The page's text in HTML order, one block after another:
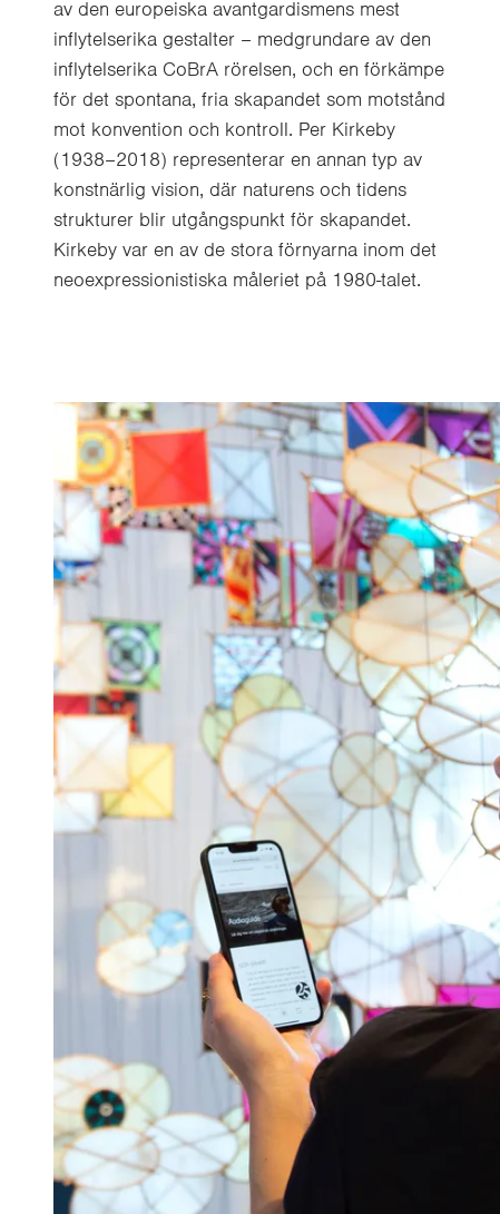
av den europeiska avantgardismens mest
inflytelserika gestalter – medgrundare av den
inflytelserika CoBrA rörelsen, och en förkämpe
för det spontana, fria skapandet som motstånd
mot konvention och kontroll. Per Kirkeby
(1938–2018) representerar en annan typ av
konstnärlig vision, där naturens och tidens
strukturer blir utgångspunkt för skapandet.
Kirkeby var en av de stora förnyarna inom det
neoexpressionistiska måleriet på 1980-talet.